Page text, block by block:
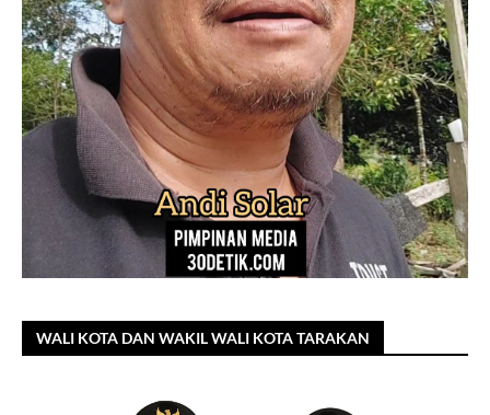
WALI KOTA DAN WAKIL WALI KOTA TARAKAN